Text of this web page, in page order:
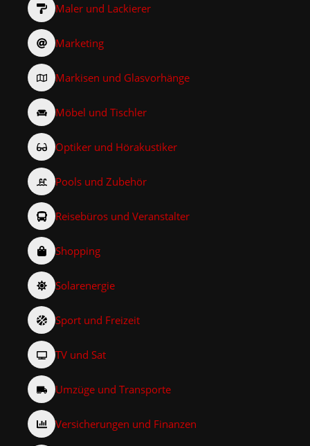
Maler und Lackierer
Marketing
Markisen und Glasvorhänge
Möbel und Tischler
Optiker und Hörakustiker
Pools und Zubehör
Reisebüros und Veranstalter
Shopping
Solarenergie
Sport und Freizeit
TV und Sat
Umzüge und Transporte
Versicherungen und Finanzen